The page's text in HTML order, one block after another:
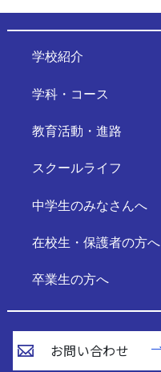
学校紹介
学科・コース
教育活動・進路
スクールライフ
中学生のみなさんへ
在校生・保護者の方へ
卒業生の方へ
お問い合わせ